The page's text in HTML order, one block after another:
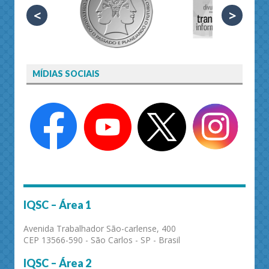
< >
MÍDIAS SOCIAIS
IQSC – Área 1
Avenida Trabalhador São-carlense, 400
CEP 13566-590 - São Carlos - SP - Brasil
IQSC – Área 2